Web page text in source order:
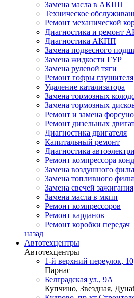
Замена масла в АКПП
Техническое
Ремонт механической
Диагностика и ремонт
Диагностика АКПП
Замена подвесного
Замена жидкости ГУР
Замена рулевой тяги
Ремонт гофры глушителя
Удаление катализатора
Замена тормозных
Замена тормозных
Ремонт и замена
Ремонт дизельных
Диагностика двигателя
Капитальный ремонт
Диагностика
Ремонт компрессора
Замена воздушного
Замена топливного
Замена свечей зажигания
Замена масла в мкпп
Ремонт компрессоров
Ремонт карданов
Ремонт коробки передач
назад
Автотехцентры
Автотехцентры
1-й верхний переулок, 10
Парнас
Белградская ул., 9А
Купчино, Звездная,